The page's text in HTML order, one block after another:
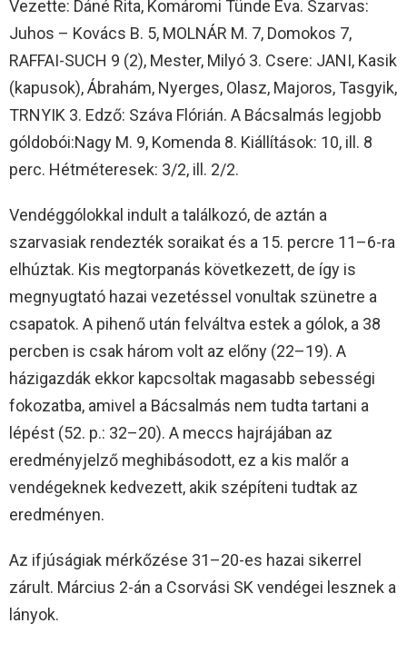
Vezette: Dáné Rita, Komáromi Tünde Éva. Szarvas:
Juhos – Kovács B. 5, MOLNÁR M. 7, Domokos 7,
RAFFAI-SUCH 9 (2), Mester, Milyó 3. Csere: JANI, Kasik
(kapusok), Ábrahám, Nyerges, Olasz, Majoros, Tasgyik,
TRNYIK 3. Edző: Száva Flórián. A Bácsalmás legjobb
góldobói:Nagy M. 9, Komenda 8. Kiállítások: 10, ill. 8
perc. Hétméteresek: 3/2, ill. 2/2.
Vendéggólokkal indult a találkozó, de aztán a
szarvasiak rendezték soraikat és a 15. percre 11–6-ra
elhúztak. Kis megtorpanás következett, de így is
megnyugtató hazai vezetéssel vonultak szünetre a
csapatok. A pihenő után felváltva estek a gólok, a 38
percben is csak három volt az előny (22–19). A
házigazdák ekkor kapcsoltak magasabb sebességi
fokozatba, amivel a Bácsalmás nem tudta tartani a
lépést (52. p.: 32–20). A meccs hajrájában az
eredményjelző meghibásodott, ez a kis malőr a
vendégeknek kedvezett, akik szépíteni tudtak az
eredményen.
Az ifjúságiak mérkőzése 31–20-es hazai sikerrel
zárult. Március 2-án a Csorvási SK vendégei lesznek a
lányok.